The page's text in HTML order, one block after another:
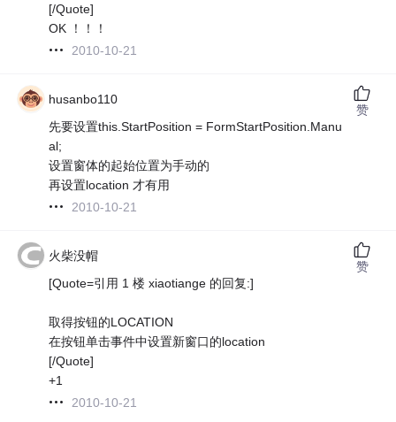
[/Quote]
OK ！！！
2010-10-21
husanbo110
先要设置this.StartPosition = FormStartPosition.Manu
al;
设置窗体的起始位置为手动的
再设置location 才有用
2010-10-21
赞
火柴没帽
[Quote=引用 1 楼 xiaotiange 的回复:]
取得按钮的LOCATION
在按钮单击事件中设置新窗口的location
[/Quote]
+1
2010-10-21
赞